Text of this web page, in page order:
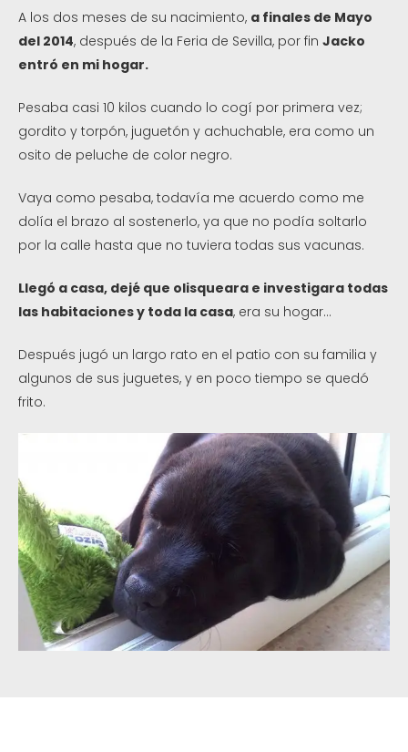
A los dos meses de su nacimiento, a finales de Mayo
del 2014, después de la Feria de Sevilla, por fin Jacko
entró en mi hogar.
Pesaba casi 10 kilos cuando lo cogí por primera vez;
gordito y torpón, juguetón y achuchable, era como un
osito de peluche de color negro.
Vaya como pesaba, todavía me acuerdo como me
dolía el brazo al sostenerlo, ya que no podía soltarlo
por la calle hasta que no tuviera todas sus vacunas.
Llegó a casa, dejé que olisqueara e investigara todas
las habitaciones y toda la casa, era su hogar…
Después jugó un largo rato en el patio con su familia y
algunos de sus juguetes, y en poco tiempo se quedó
frito.